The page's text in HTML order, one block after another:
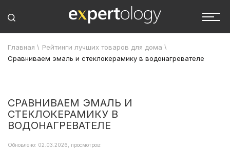
Главная \ Рейтинги лучших товаров для дома \
Сравниваем эмаль и стеклокерамику в водонагревателе
СРАВНИВАЕМ ЭМАЛЬ И
СТЕКЛОКЕРАМИКУ В
ВОДОНАГРЕВАТЕЛЕ
Обновлено: 02.03.2026, просмотров: